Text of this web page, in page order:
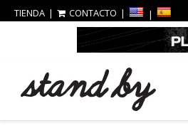
TIENDA CONTACTO